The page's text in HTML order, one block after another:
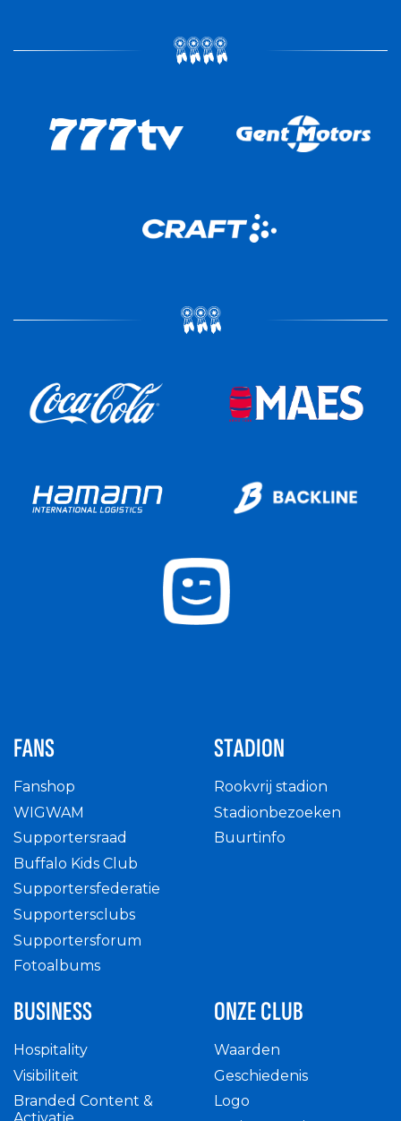
FANS
Fanshop
WIGWAM
Supportersraad
Buffalo Kids Club
Supportersfederatie
Supportersclubs
Supportersforum
Fotoalbums
STADION
Rookvrij stadion
Stadionbezoeken
Buurtinfo
BUSINESS
Hospitality
Visibiliteit
Branded Content &
ONZE CLUB
Waarden
Geschiedenis
Logo